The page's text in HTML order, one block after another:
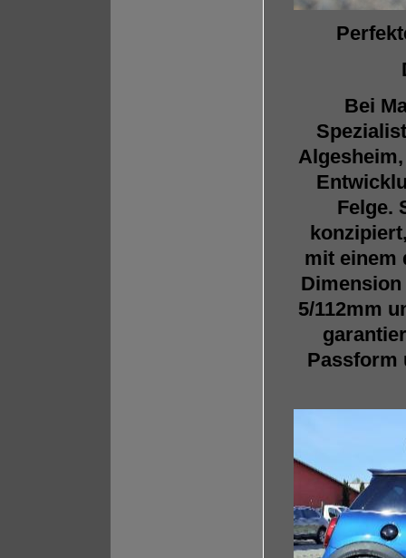
Bei
Felge.
mit einem
5/112mm
Passform